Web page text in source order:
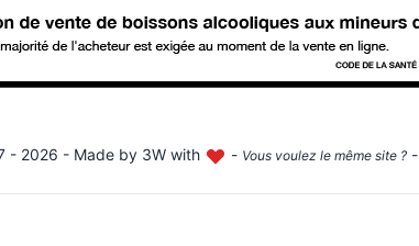
- 2026 - Made by 3W with - Vous voulez le même site ?-